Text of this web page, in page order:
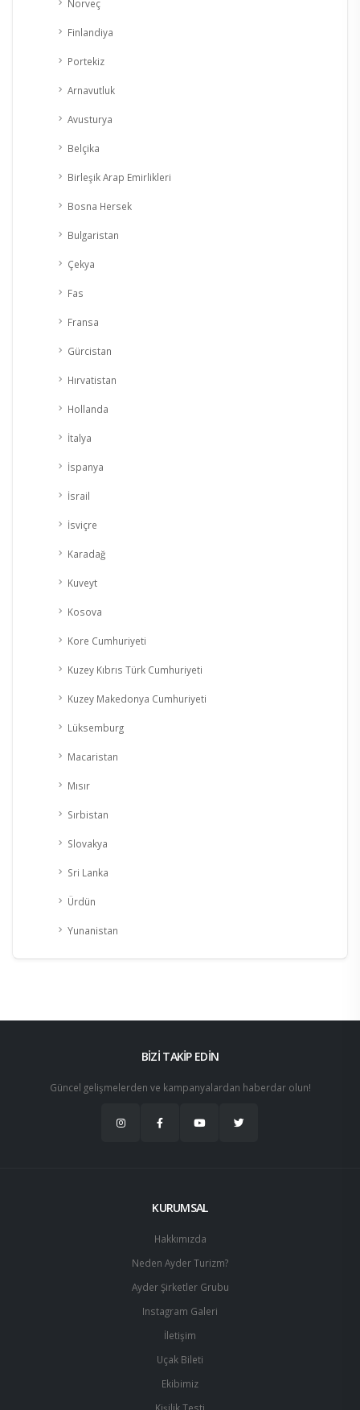
Norveç
Finlandiya
Portekiz
Arnavutluk
Avusturya
Belçika
Birleşik Arap Emirlikleri
Bosna Hersek
Bulgaristan
Çekya
Fas
Fransa
Gürcistan
Hırvatistan
Hollanda
İtalya
İspanya
İsrail
İsviçre
Karadağ
Kuveyt
Kosova
Kore Cumhuriyeti
Kuzey Kıbrıs Türk Cumhuriyeti
Kuzey Makedonya Cumhuriyeti
Lüksemburg
Macaristan
Mısır
Sırbistan
Slovakya
Sri Lanka
Ürdün
Yunanistan
BİZİ TAKİP EDİN
Güncel gelişmelerden ve kampanyalardan haberdar olun!
KURUMSAL
Hakkımızda
Neden Ayder Turizm?
Ayder Şirketler Grubu
Instagram Galeri
İletişim
Uçak Bileti
Ekibimiz
Kişilik Testi